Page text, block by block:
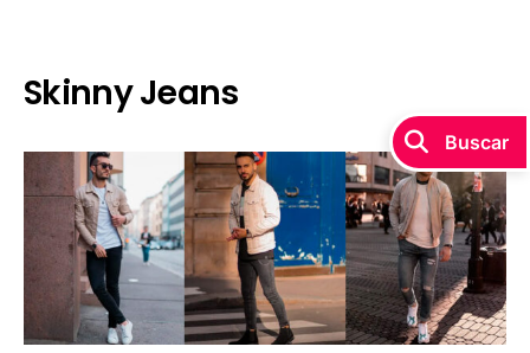
Skinny Jeans